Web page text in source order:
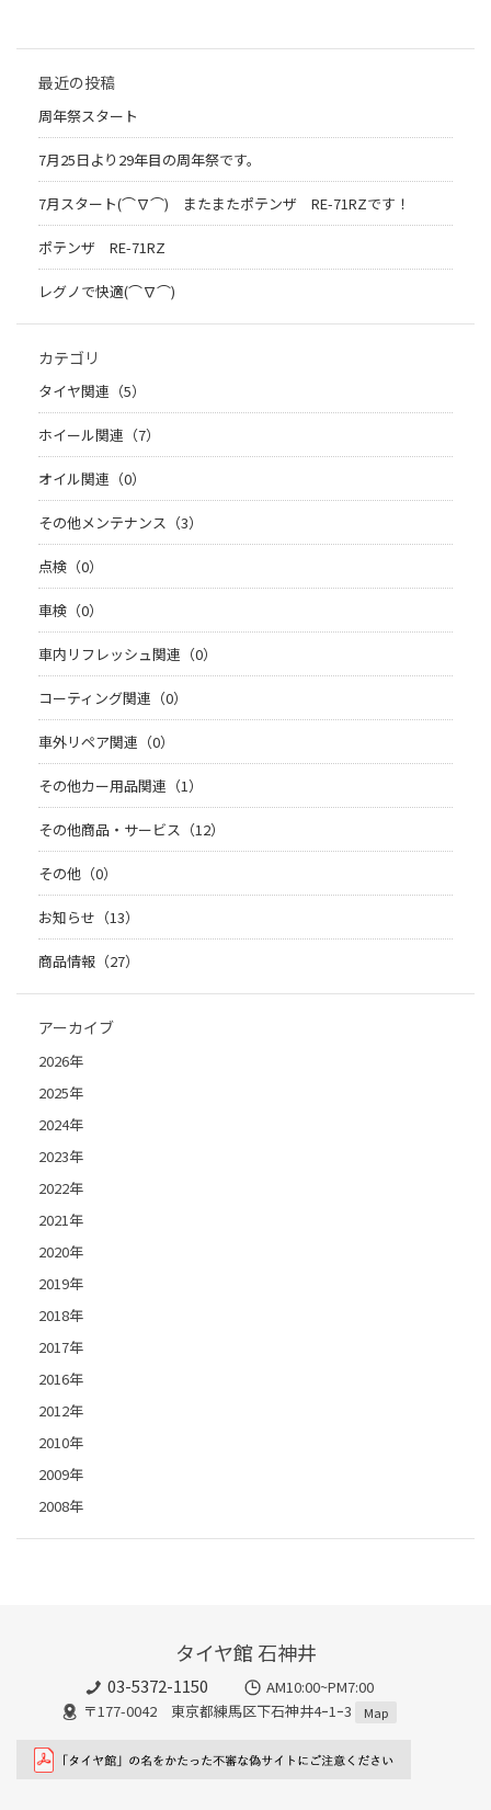
最近の投稿
周年祭スタート
7月25日より29年目の周年祭です。
7月スタート(⌒∇⌒) またまたポテンザ RE-71RZです！
ポテンザ RE-71RZ
レグノで快適(⌒∇⌒)
カテゴリ
タイヤ関連（5）
ホイール関連（7）
オイル関連（0）
その他メンテナンス（3）
点検（0）
車検（0）
車内リフレッシュ関連（0）
コーティング関連（0）
車外リペア関連（0）
その他カー用品関連（1）
その他商品・サービス（12）
その他（0）
お知らせ（13）
商品情報（27）
アーカイブ
2026年
2025年
2024年
2023年
2022年
2021年
2020年
2019年
2018年
2017年
2016年
2012年
2010年
2009年
2008年
タイヤ館 石神井
03-5372-1150
AM10:00~PM7:00
〒177-0042 東京都練馬区下石神井4ｰ1ｰ3
Map